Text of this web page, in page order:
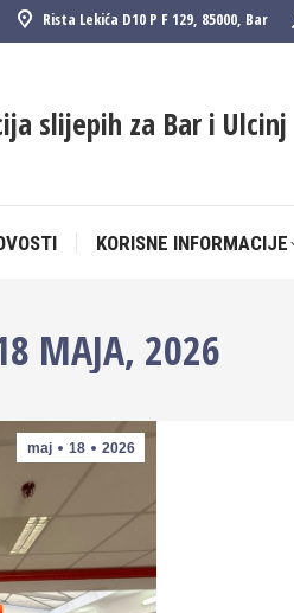
Rista Lekića D10 P F 129, 85000, Bar
slijepih za Bar i Ulcinj
KORISNE INFORMACIJE
MAJA, 2026
maj 18 2026
KORISNE INFORMACIJE